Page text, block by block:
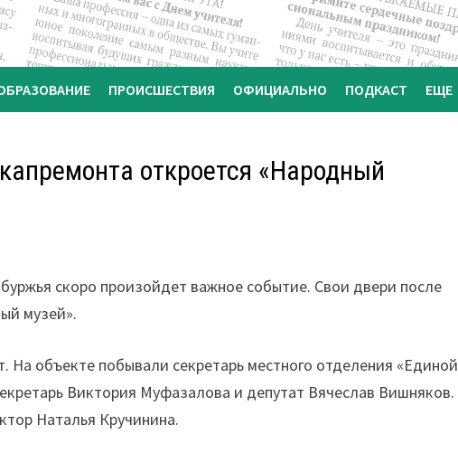
ПРОИСШЕСТВИЯ ОФИЦИАЛЬНО ПОДКАСТ ЕЩЕ
откроется «Народный
скоро произойдет важное событие. Свои двери после
музей».
объекте побывали секретарь местного отделения «Единой
Виктория Муфазалова и депутат Вячеслав Вишняков.
Наталья Кручинина.